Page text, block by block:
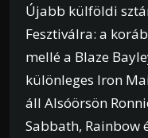
Újabb külföldi
Fesztiválra: a
mellé a Blaze
különleges Iron
áll Alsóörsön
Sabbath, Rainbow